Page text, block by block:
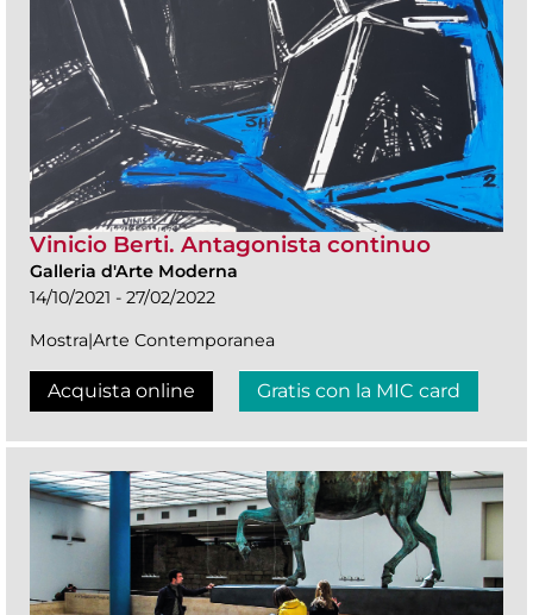
Vinicio Berti. Antagonista continuo
Galleria d'Arte Moderna
14/10/2021 - 27/02/2022
Mostra|Arte Contemporanea
Acquista online Gratis con la MIC card